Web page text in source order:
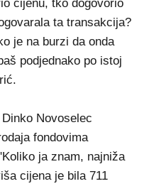
cijenu, tko dogovorio
ta transakcija?
je na burzi da onda
podjednako po istoj
Novoselec
fondovima
ja znam, najniža
cijena je bila 711